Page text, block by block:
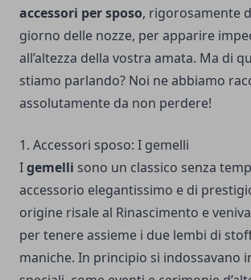
accessori per sposo, rigorosamente
giorno delle nozze, per apparire
all’altezza della vostra amata. Ma di
stiamo parlando? Noi ne abbiamo
assolutamente da non perdere!
1. Accessori sposo: I gemelli
Igemelli sono un classico senza
accessorio elegantissimo e di
origine risale al Rinascimento e
per tenere assieme i due lembi di
maniche. In principio si indossavano